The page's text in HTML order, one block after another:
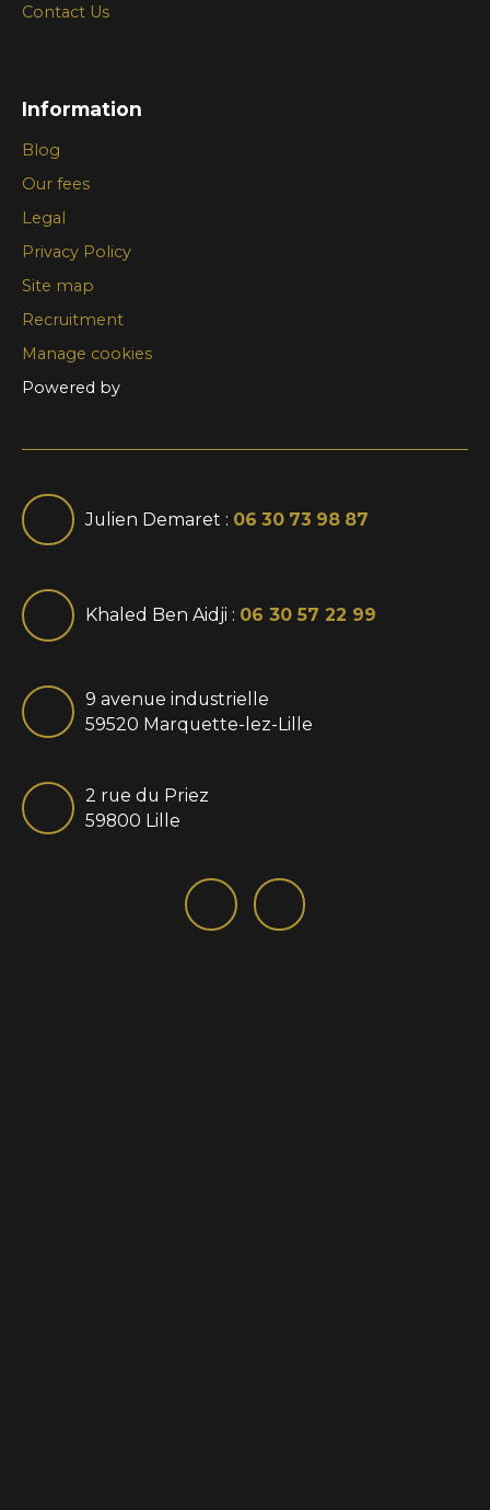
Contact Us
Information
Blog
Our fees
Legal
Privacy Policy
Site map
Recruitment
Manage cookies
Powered by
Julien Demaret : 06 30 73 98 87
Khaled Ben Aidji : 06 30 57 22 99
9 avenue industrielle
59520 Marquette-lez-Lille
2 rue du Priez
59800 Lille